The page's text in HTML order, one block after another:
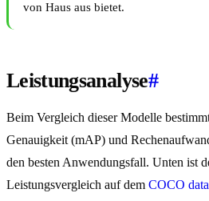
von Haus aus bietet.
Leistungsanalyse#
Beim Vergleich dieser Modelle
Genauigkeit (mAP) und
den besten Anwendungsfall. Unten ist
Leistungsvergleich auf dem COCO